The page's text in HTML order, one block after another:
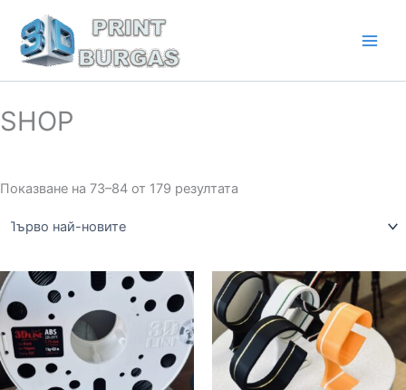
content
SHOP
Показване на 73–84 от 179 резултата